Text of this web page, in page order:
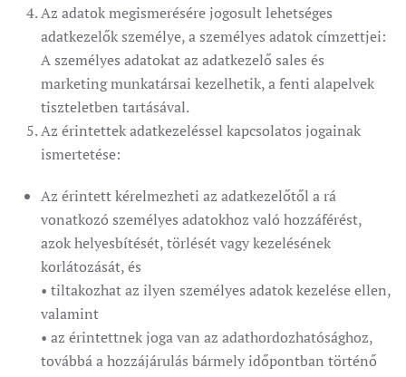
Az adatok megismerésére jogosult lehetséges
adatkezelők személye, a személyes adatok címzettjei:
A személyes adatokat az adatkezelő sales és
marketing munkatársai kezelhetik, a fenti alapelvek
tiszteletben tartásával.
Az érintettek adatkezeléssel kapcsolatos jogainak
ismertetése:
Az érintett kérelmezheti az adatkezelőtől a rá
vonatkozó személyes adatokhoz való hozzáférést,
azok helyesbítését, törlését vagy kezelésének
korlátozását, és
• tiltakozhat az ilyen személyes adatok kezelése ellen,
valamint
• az érintettnek joga van az adathordozhatósághoz,
továbbá a hozzájárulás bármely időpontban történő